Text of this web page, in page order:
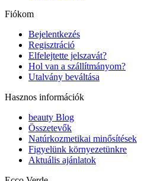
Fiókom
Bejelentkezés
Regisztráció
Elfelejtette jelszavát?
Hol van a szállítmányom?
Utalvány beváltása
Hasznos információk
beauty Blog
Összetevők
Natúrkozmetikai minősítések
Figyelünk környezetünkre
Aktuális ajánlatok